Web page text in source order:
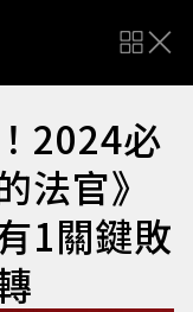
2024必
法官》
1關鍵敗